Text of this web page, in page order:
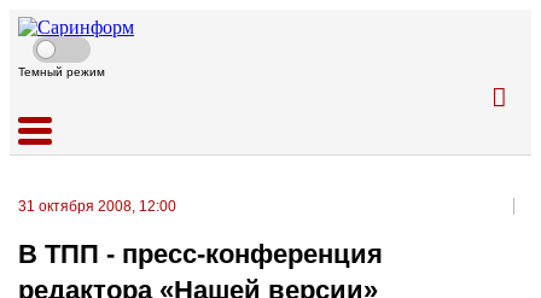
Темный режим
31 октября 2008, 12:00
В ТПП - пресс-конференция
редактора «Нашей версии»